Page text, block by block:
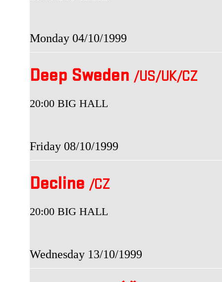
Monday 04/10/1999
Deep Sweden /US/UK/CZ
20:00 BIG HALL
Friday 08/10/1999
Decline /CZ
20:00 BIG HALL
Wednesday 13/10/1999